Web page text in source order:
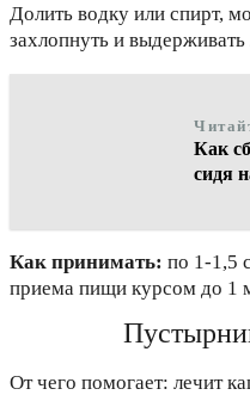
Долить водку или спирт,
захлопнуть и
Как
сидя
Как принимать: по 1-1,5
приема пищи курсом до 1
От чего помогает: лечит